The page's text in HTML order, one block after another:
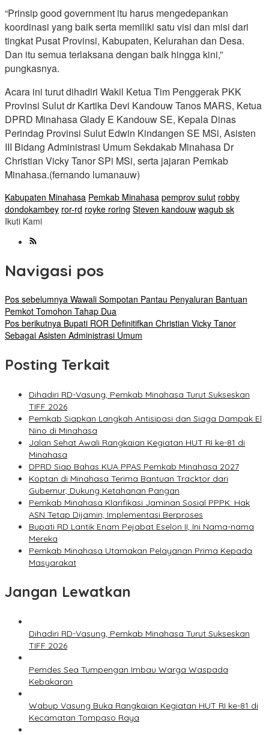
“Prinsip good government itu harus mengedepankan
koordinasi yang baik serta memiliki satu visi dan misi dari
tingkat Pusat Provinsi, Kabupaten, Kelurahan dan Desa.
Dan itu semua terlaksana dengan baik hingga kini,”
pungkasnya.
Acara ini turut dihadiri Wakil Ketua Tim Penggerak PKK
Provinsi Sulut dr Kartika Devi Kandouw Tanos MARS, Ketua
DPRD Minahasa Glady E Kandouw SE, Kepala Dinas
Perindag Provinsi Sulut Edwin Kindangen SE MSi, Asisten
III Bidang Administrasi Umum Sekdakab Minahasa Dr
Christian Vicky Tanor SPi MSi, serta jajaran Pemkab
Minahasa.(fernando lumanauw)
Kabupaten Minahasa Pemkab Minahasa pemprov sulut robby
dondokambey ror-rd royke roring Steven kandouw wagub sk
Ikuti Kami
Navigasi pos
Pos sebelumnya Wawali Sompotan Pantau Penyaluran Bantuan
Pemkot Tomohon Tahap Dua
Pos berikutnya Bupati ROR Definitifkan Christian Vicky Tanor
Sebagai Asisten Administrasi Umum
Posting Terkait
Dihadiri RD-Vasung, Pemkab Minahasa Turut Sukseskan
TIFF 2026
Pemkab Siapkan Langkah Antisipasi dan Siaga Dampak El
Nino di Minahasa
Jalan Sehat Awali Rangkaian Kegiatan HUT RI ke-81 di
Minahasa
DPRD Siap Bahas KUA PPAS Pemkab Minahasa 2027
Koptan di Minahasa Terima Bantuan Tracktor dari
Gubernur, Dukung Ketahanan Pangan
Pemkab Minahasa Klarifikasi Jaminan Sosial PPPK: Hak
ASN Tetap Dijamin, Implementasi Berproses
Bupati RD Lantik Enam Pejabat Eselon II, Ini Nama-nama
Mereka
Pemkab Minahasa Utamakan Pelayanan Prima Kepada
Masyarakat
Jangan Lewatkan
Dihadiri RD-Vasung, Pemkab Minahasa Turut Sukseskan
TIFF 2026
Pemdes Sea Tumpengan Imbau Warga Waspada
Kebakaran
Wabup Vasung Buka Rangkaian Kegiatan HUT RI ke-81 di
Kecamatan Tompaso Raya